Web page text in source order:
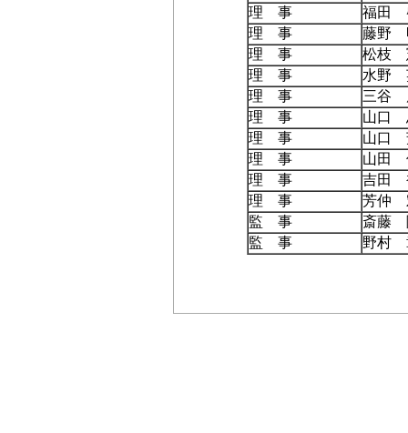
理 事
福田
理 事
藤野
理 事
松枝
理 事
水野
理 事
三谷
理 事
山口
理 事
山口
理 事
山田
理 事
吉田
理 事
芳仲
監 事
斎藤
監 事
野村